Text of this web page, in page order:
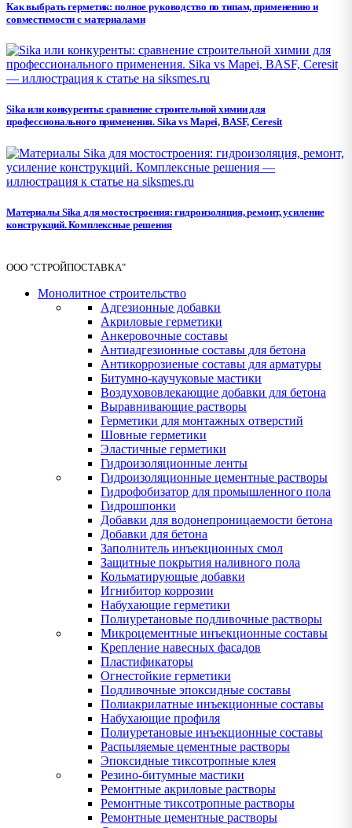
Как выбрать герметик: полное руководство по типам, применению и
совместимости с материалами
Sika или конкуренты: сравнение строительной химии для
профессионального применения. Sika vs Mapei, BASF, Ceresit
Материалы Sika для мостостроения: гидроизоляция, ремонт, усиление
конструкций. Комплексные решения
ООО "СТРОЙПОСТАВКА"
Монолитное строительство
Адгезионные добавки
Акриловые герметики
Анкеровочные составы
Антиадгезионные составы для бетона
Антикоррозиеные составы для арматуры
Битумно-каучуковые мастики
Воздухововлекающие добавки для бетона
Выравнивающие растворы
Герметики для монтажных отверстий
Шовные герметики
Эластичные герметики
Гидроизоляционные ленты
Гидроизоляционные цементные растворы
Гидрофобизатор для промышленного пола
Гидрошпонки
Добавки для водонепроницаемости бетона
Добавки для бетона
Заполнитель инъекционных смол
Защитные покрытия наливного пола
Кольматирующые добавки
Игнибитор коррозии
Набухающие герметики
Полиуретановые подливочные растворы
Микроцементные инъекционные составы
Крепление навесных фасадов
Пластификаторы
Огнестойкие герметики
Подливочные эпоксидные составы
Полиакрилатные инъекционные составы
Набухающие профиля
Полиуретановые инъекционные составы
Распыляемые цементные растворы
Эпоксидные тиксотропные клея
Резино-битумные мастики
Ремонтные акриловые растворы
Ремонтные тиксотропные растворы
Ремонтные цементные растворы